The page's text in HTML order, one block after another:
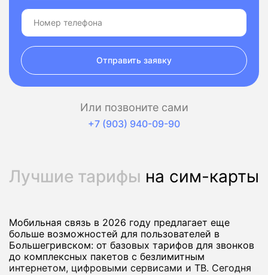
Отправить заявку
Или позвоните сами
+7 (903) 940-09-90
Лучшие тарифы на сим-карты
Мобильная связь в 2026 году предлагает еще
больше возможностей для пользователей в
Большегривском: от базовых тарифов для звонков
до комплексных пакетов с безлимитным
интернетом, цифровыми сервисами и ТВ. Сегодня